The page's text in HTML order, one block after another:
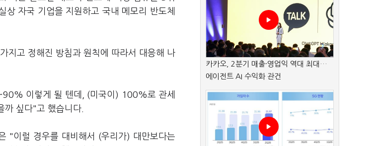
자국 기업을 지원하고 국내 메모리 반도체
지고 정해진 방침과 원칙에 따라서 대응해 나
이렇게 될 텐데, (미국이) 100%로 관세
싶다"고 했습니다.
"이럴 경우를 대비해서 (우리가) 대만보다는
카카오, 2분기 매출·영업익 역대 최대…
에이전트 AI 수익화 관건